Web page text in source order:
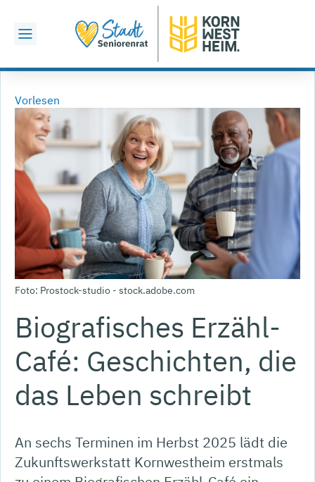
Vorlesen
Foto: Prostock-studio - stock.adobe.com
Biografisches Erzähl-
Café: Geschichten, die
das Leben schreibt
An sechs Terminen im Herbst 2025 lädt die
Zukunftswerkstatt Kornwestheim erstmals